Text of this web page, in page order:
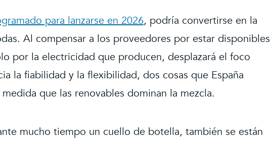
para lanzarse en 2026, podría convertirse en la
Al compensar a los proveedores por estar disponibles
por la electricidad que producen, desplazará el foco
la fiabilidad y la flexibilidad, dos cosas que España
que las renovables dominan la mezcla.
mucho tiempo un cuello de botella, también se están